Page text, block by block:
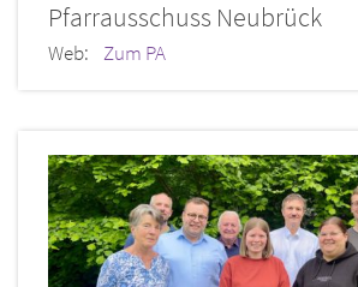
Pfarrausschuss Neubrück
Web: Zum PA